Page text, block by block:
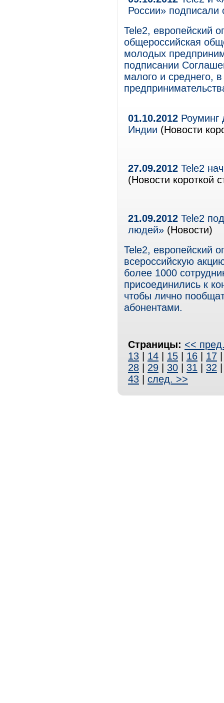
России» подписали
Tele2, европейский
общероссийская
молодых
подписании
малого и среднего,
01.10.2012 Роуминг
Индии (Новости
27.09.2012 Tele2
(Новости короткой
21.09.2012 Tele2
людей» (Новости)
Tele2, европейский
всероссийскую
более 1000
присоединились к
чтобы лично
абонентами.
Страницы: <<
13
14 15 16 17
28
29 30 31 32
43
след. >>